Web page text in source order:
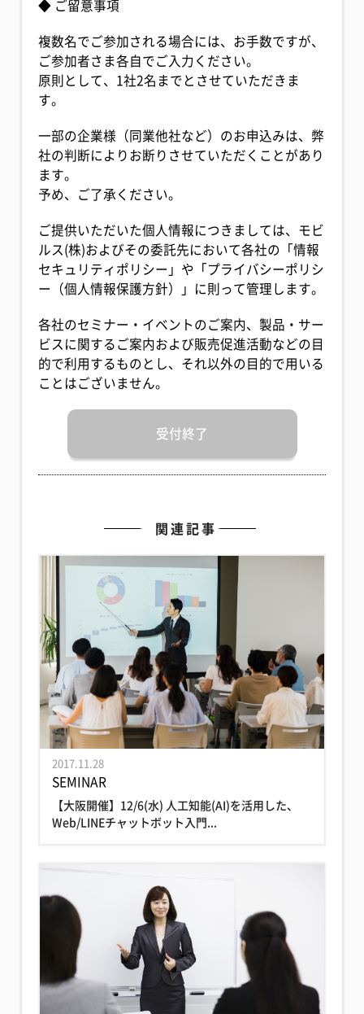
◆ ご留意事項
複数名でご参加される場合には、お手数ですが、
ご参加者さま各自でご入力ください。
原則として、1社2名までとさせていただきま
す。
一部の企業様（同業他社など）のお申込みは、弊
社の判断によりお断りさせていただくことがあり
ます。
予め、ご了承ください。
ご提供いただいた個人情報につきましては、モビ
ルス(株)およびその委託先において各社の「情報
セキュリティポリシー」や「プライバシーポリシ
ー（個人情報保護方針）」に則って管理します。
各社のセミナー・イベントのご案内、製品・サー
ビスに関するご案内および販売促進活動などの目
的で利用するものとし、それ以外の目的で用いる
ことはございません。
受付終了
関連記事
2017.11.28
SEMINAR
【大阪開催】12/6(水) 人工知能(AI)を活用した、
Web/LINEチャットボット入門...